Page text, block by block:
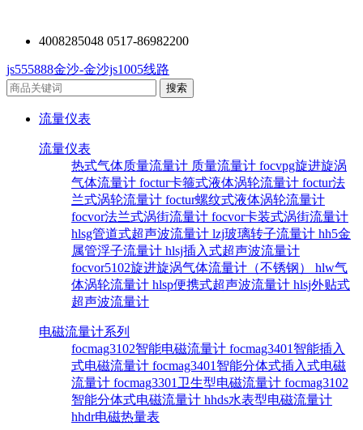
4008285048 0517-86982200
js555888金沙-金沙js1005线路
流量仪表
流量仪表
热式气体质量流量计 质量流量计 focvpg旋进旋涡
气体流量计 foctur卡箍式液体涡轮流量计 foctur法
兰式涡轮流量计 foctur螺纹式液体涡轮流量计
focvor法兰式涡街流量计 focvor卡装式涡街流量计
hlsg管道式超声波流量计 lzj玻璃转子流量计 hh5金
属管浮子流量计 hlsj插入式超声波流量计
focvor5102旋进旋涡气体流量计（不锈钢） hlw气
体涡轮流量计 hlsp便携式超声波流量计 hlsj外贴式
超声波流量计
电磁流量计系列
focmag3102智能电磁流量计 focmag3401智能插入
式电磁流量计 focmag3401智能分体式插入式电磁
流量计 focmag3301卫生型电磁流量计 focmag3102
智能分体式电磁流量计 hhds水表型电磁流量计
hhdr电磁热量表